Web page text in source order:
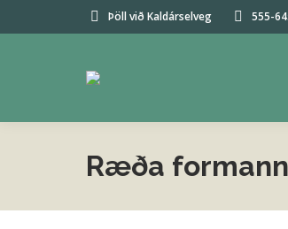
Þöll við Kaldárselveg 555-
Ræða